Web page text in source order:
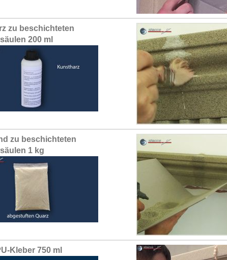
zu beschichteten
200 ml
zu beschichteten
1 kg
Kleber 750 ml